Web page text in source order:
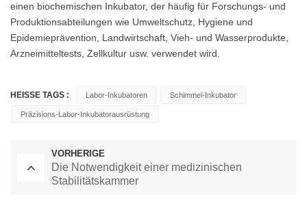
einen biochemischen Inkubator, der häufig für Forschungs- und
Produktionsabteilungen wie Umweltschutz, Hygiene und
Epidemieprävention, Landwirtschaft, Vieh- und Wasserprodukte,
Arzneimitteltests, Zellkultur usw. verwendet wird.
HEISSE TAGS : Labor-Inkubatoren Schimmel-Inkubator
Präzisions-Labor-Inkubatorausrüstung
VORHERIGE
Die Notwendigkeit einer medizinischen
Stabilitätskammer